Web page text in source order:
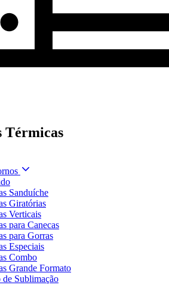
Térmicas
Sanduíche
Giratórias
Verticais
para Canecas
para Gorras
Especiais
Combo
Grande Formato
de Sublimação